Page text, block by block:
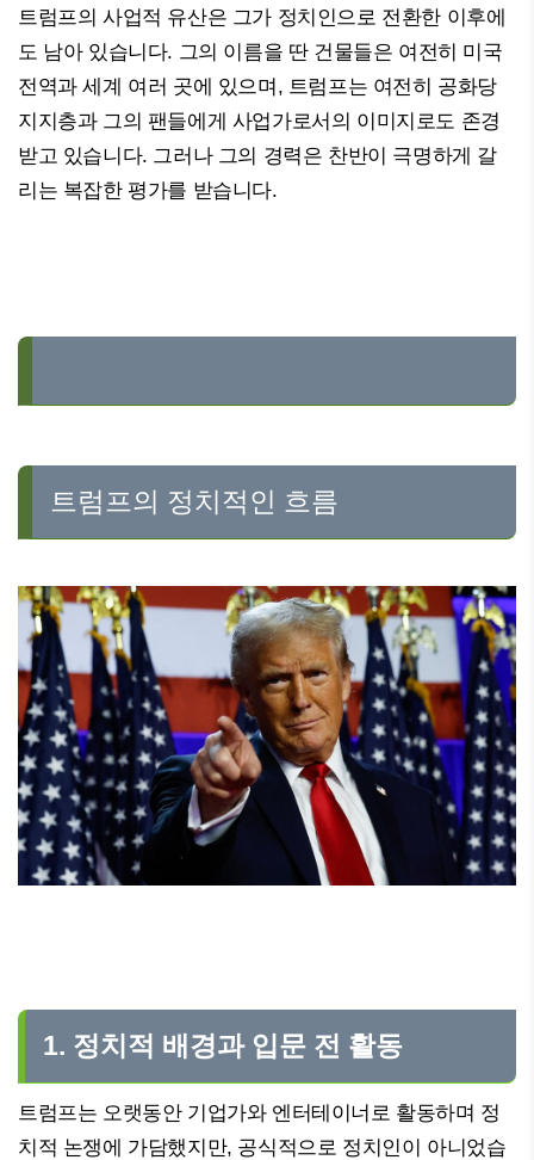
트럼프의 사업적 유산은 그가 정치인으로 전환한 이후에
도 남아 있습니다. 그의 이름을 딴 건물들은 여전히 미국
전역과 세계 여러 곳에 있으며, 트럼프는 여전히 공화당
지지층과 그의 팬들에게 사업가로서의 이미지로도 존경
받고 있습니다. 그러나 그의 경력은 찬반이 극명하게 갈
리는 복잡한 평가를 받습니다.
트럼프의 정치적인 흐름
1. 정치적 배경과 입문 전 활동
트럼프는 오랫동안 기업가와 엔터테이너로 활동하며 정
치적 논쟁에 가담했지만, 공식적으로 정치인이 아니었습